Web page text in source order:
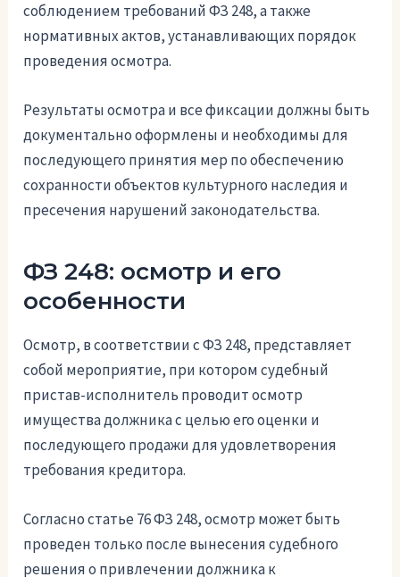
соблюдением требований ФЗ 248, а также
нормативных актов, устанавливающих порядок
проведения осмотра.
Результаты осмотра и все фиксации должны быть
документально оформлены и необходимы для
последующего принятия мер по обеспечению
сохранности объектов культурного наследия и
пресечения нарушений законодательства.
ФЗ 248: осмотр и его
особенности
Осмотр, в соответствии с ФЗ 248, представляет
собой мероприятие, при котором судебный
пристав-исполнитель проводит осмотр
имущества должника с целью его оценки и
последующего продажи для удовлетворения
требования кредитора.
Согласно статье 76 ФЗ 248, осмотр может быть
проведен только после вынесения судебного
решения о привлечении должника к